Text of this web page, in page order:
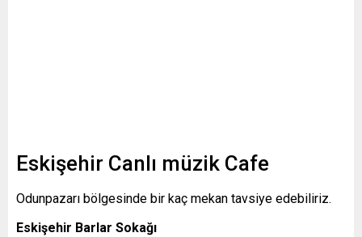
Eskişehir Canlı müzik Cafe
Odunpazarı bölgesinde bir kaç mekan tavsiye edebiliriz.
Eskişehir Barlar Sokağı